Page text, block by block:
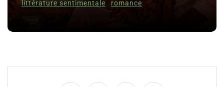
littérature sentimentale romance